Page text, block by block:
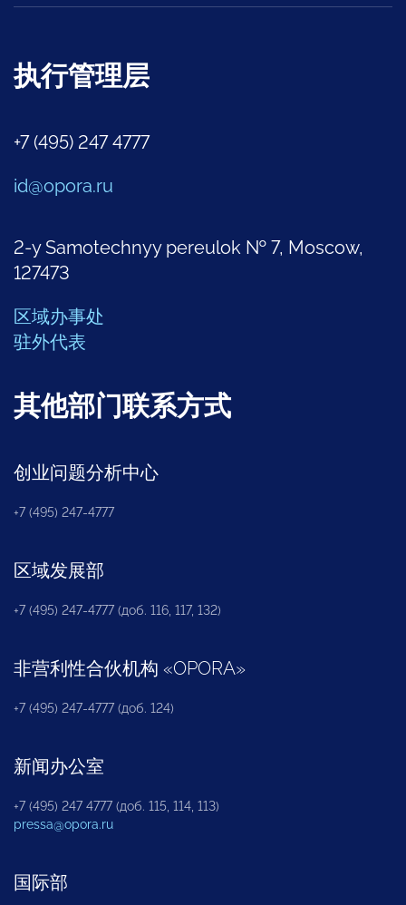
执行管理层
+7 (495) 247 4777
id@opora.ru
2-y Samotechnyy pereulok № 7, Moscow,
127473
区域办事处
驻外代表
其他部门联系方式
创业问题分析中心
+7 (495) 247-4777
区域发展部
+7 (495) 247-4777 (доб. 116, 117, 132)
非营利性合伙机构 «OPORA»
+7 (495) 247-4777 (доб. 124)
新闻办公室
+7 (495) 247 4777 (доб. 115, 114, 113)
pressa@opora.ru
国际部